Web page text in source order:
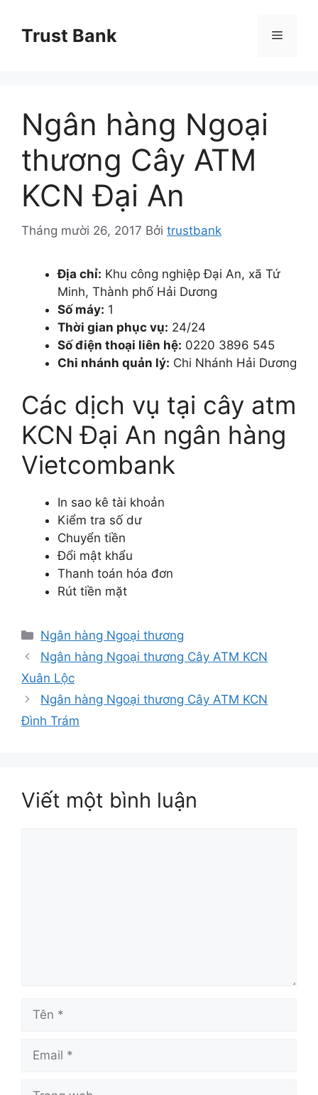
Trust Bank Menu
Ngân hàng Ngoại
thương Cây ATM
KCN Đại An
Tháng mười 26, 2017 Bởi trustbank
Địa chỉ: Khu công nghiệp Đại An, xã Tứ
Minh, Thành phố Hải Dương
Số máy: 1
Thời gian phục vụ: 24/24
Số điện thoại liên hệ: 0220 3896 545
Chi nhánh quản lý: Chi Nhánh Hải Dương
Các dịch vụ tại cây atm
KCN Đại An ngân hàng
Vietcombank
In sao kê tài khoản
Kiểm tra số dư
Chuyển tiền
Đổi mật khẩu
Thanh toán hóa đơn
Rút tiền mặt
Danh
mục
Ngân hàng Ngoại thương
Ngân hàng Ngoại thương Cây ATM KCN
Xuân Lộc
Ngân hàng Ngoại thương Cây ATM KCN
Đình Trám
Viết một bình luận
Tên
Email
Trang